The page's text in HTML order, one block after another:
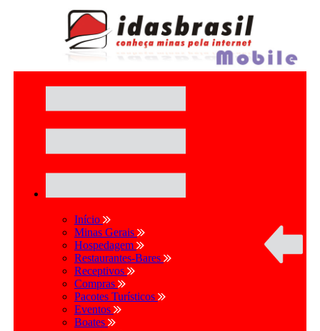
Início
Minas Gerais
Hospedagem
Restaurantes-Bares
Receptivos
Compras
Pacotes Turísticos
Eventos
Boates